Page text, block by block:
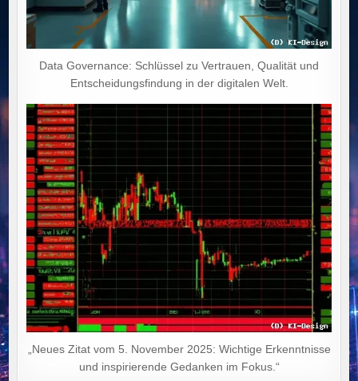
Data Governance: Schlüssel zu Vertrauen, Qualität und
Entscheidungsfindung in der digitalen Welt.
„Neues Zitat vom 5. November 2025: Wichtige Erkenntnisse
und inspirierende Gedanken im Fokus.“